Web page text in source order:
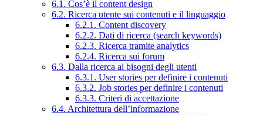
6.1. Cos’è il content design
6.2. Ricerca utente sui contenuti e il linguaggio
6.2.1. Content discovery
6.2.2. Dati di ricerca (search keywords)
6.2.3. Ricerca tramite analytics
6.2.4. Ricerca sui forum
6.3. Dalla ricerca ai bisogni degli utenti
6.3.1. User stories per definire i contenuti
6.3.2. Job stories per definire i contenuti
6.3.3. Criteri di accettazione
6.4. Architettura dell’informazione